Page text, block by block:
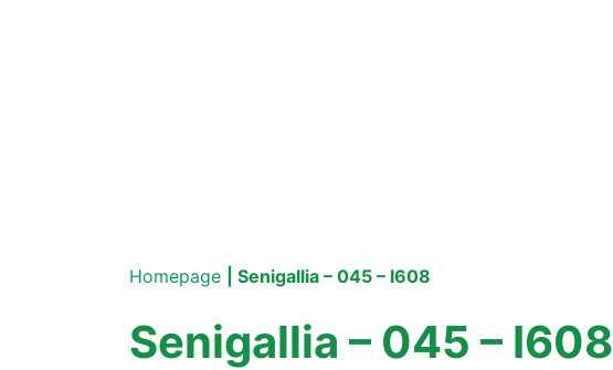
Homepage | Senigallia – 045 – I608
Senigallia – 045 – I608